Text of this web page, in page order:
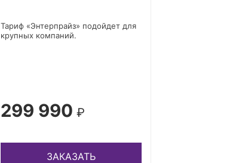
Тариф «Энтерпрайз» подойдет для
крупных компаний.
299 990 ₽
ЗАКАЗАТЬ